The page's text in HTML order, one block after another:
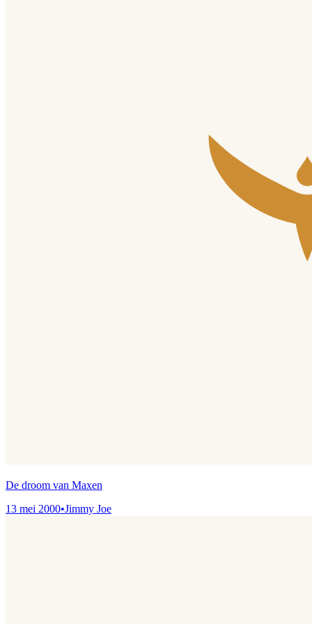
De droom van Maxen
13 mei 2000•Jimmy Joe